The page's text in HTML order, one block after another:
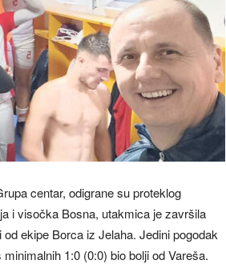
centar, odigrane su proteklog
i visočka Bosna, utakmica je završila
ekipe Borca iz Jelaha. Jedini pogodak
1:0 (0:0) bio bolji od Vareša.